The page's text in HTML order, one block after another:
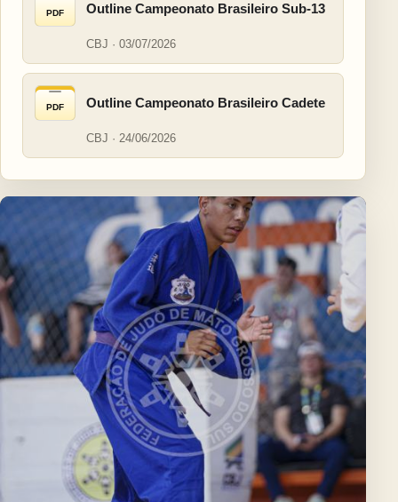
PDF Outline Campeonato Brasileiro Sub-13
CBJ · 03/07/2026
PDF Outline Campeonato Brasileiro Cadete
CBJ · 24/06/2026